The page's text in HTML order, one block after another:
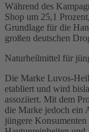
Während des
Shop um 25,1
Grundlage für die
großen deutschen
Naturheilmittel für
Die Marke Luvos-
etabliert und wird
assoziiert. Mit dem
die Marke jedoch ein
jüngere